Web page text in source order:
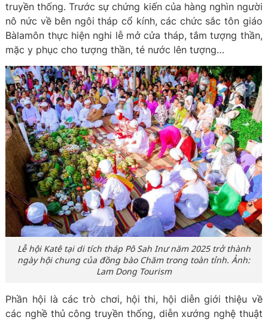
truyền thống. Trước sự chứng kiến của hàng nghìn người
nô nức về bên ngôi tháp cổ kính, các chức sắc tôn giáo
Bàlamôn thực hiện nghi lễ mở cửa tháp, tắm tượng thần,
mặc y phục cho tượng thần, té nước lên tượng…
Lễ hội Katê tại di tích tháp Pô Sah Inư năm 2025 trở thành
ngày hội chung của đồng bào Chăm trong toàn tỉnh. Ảnh:
Lam Dong Tourism
Phần hội là các trò chơi, hội thi, hội diễn giới thiệu về
các nghề thủ công truyền thống, diễn xướng nghệ thuật